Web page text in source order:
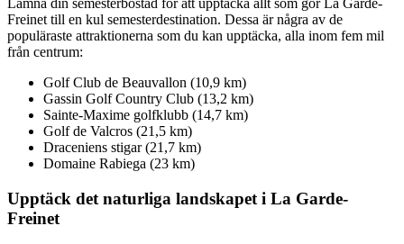
Lämna din semesterbostad för att upptäcka allt som gör La Garde-
Freinet till en kul semesterdestination. Dessa är några av de
populäraste attraktionerna som du kan upptäcka, alla inom fem mil
från centrum:
Golf Club de Beauvallon (10,9 km)
Gassin Golf Country Club (13,2 km)
Sainte-Maxime golfklubb (14,7 km)
Golf de Valcros (21,5 km)
Draceniens stigar (21,7 km)
Domaine Rabiega (23 km)
Upptäck det naturliga landskapet i La Garde-
Freinet